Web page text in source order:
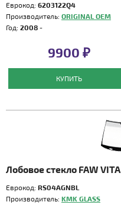
Еврокод: 6203122Q4
Производитель: ORIGINAL OEM
Год: 2008 -
9900 ₽
КУПИТЬ
Лобовое стекло FAW VITA
Еврокод: RS04AGNBL
Производитель: KMK GLASS